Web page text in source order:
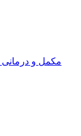
مکمل و